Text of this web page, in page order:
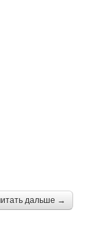
дальше →